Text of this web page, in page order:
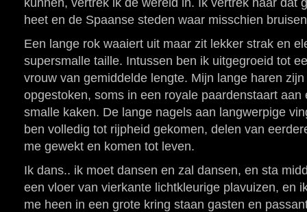
kunnen, vertrek ik de wereld in. Ik vertrek naar dat
heet en de Spaanse steden waar misschien
Een lange rok waaiert uit maar zit lekker strak en
supersmalle taille. Intussen ben ik uitgegroeid tot
vrouw van gemiddelde lengte. Mijn lange haren
opgestoken, soms in een royale paardenstaart aan
smalle kaken. De lange nagels aan langwerpige
ben volledig tot rijpheid gekomen, delen van
me gewekt en komen tot leven.
Ik dans.. ik moet dansen en zal dansen, en sta
een vloer van vierkante lichtkleurige plavuizen, en
me heen in een grote kring staan gasten en